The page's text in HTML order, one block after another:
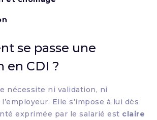
se passe une
en CDI ?
nécessite ni validation, ni
Elle s’impose à lui dès
exprimée par le salarié est claire